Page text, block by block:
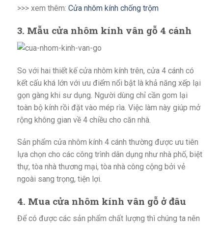
>>> xem thêm: Cửa nhôm kính chống trộm
3. Mẫu cửa nhôm kính vân gỗ 4 cánh
So với hai thiết kế cửa nhôm kính trên, cửa 4 cánh có
kết cấu khá lớn với ưu điểm nổi bật là khả năng xếp lại
gọn gàng khi sư dụng. Người dùng chỉ cần gom lại
toàn bộ kính rồi đặt vào mép rìa. Việc làm này giúp mở
rộng không gian về 4 chiều cho căn nhà.
Sản phẩm cửa nhôm kính 4 cánh thường được ưu tiên
lựa chọn cho các công trình dân dụng như nhà phố, biệt
thự, tòa nhà thương mại, tòa nhà công cộng bởi vẻ
ngoài sang trọng, tiện lợi.
4. Mua cửa nhôm kính vân gỗ ở đâu
Để có được các sản phẩm chất lượng thì chúng ta nên